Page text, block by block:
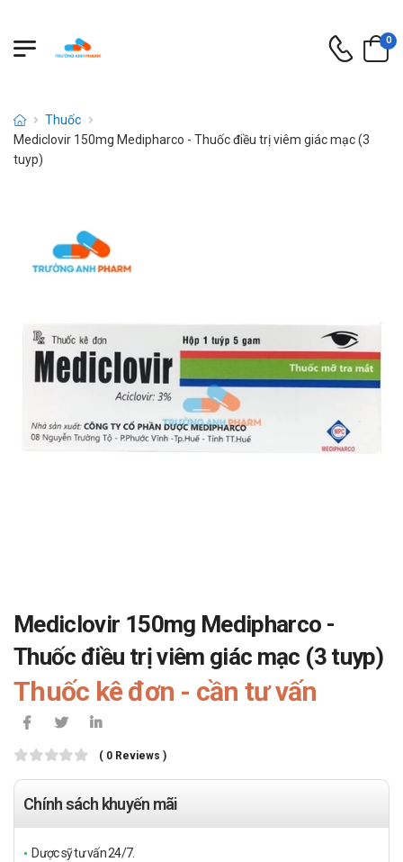
0
Thuốc
Mediclovir 150mg Medipharco - Thuốc điều trị viêm giác mạc (3
tuyp)
Mediclovir 150mg Medipharco -
Thuốc điều trị viêm giác mạc (3 tuyp)
Thuốc kê đơn - cần tư vấn
( 0 Reviews )
Chính sách khuyến mãi
Dược sỹ tư vấn 24/7.